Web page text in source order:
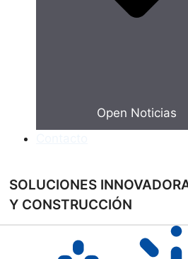
Open Noticias
SOLUCIONES
Y CONSTRUCCIÓN